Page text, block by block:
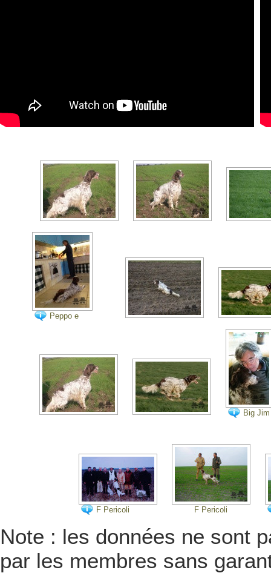
Peppo e
Big
F Pericoli F Pericoli
Note : les données ne sont
par les membres sans